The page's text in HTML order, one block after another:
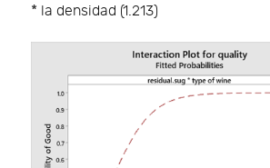
* la densidad (1.213)